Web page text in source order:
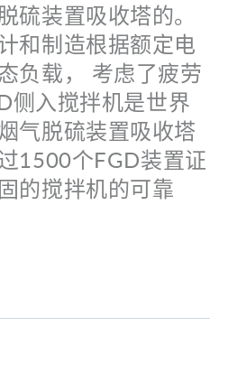
硫装置吸收塔的。
和制造根据额定电
负载， 考虑了疲劳
侧入搅拌机是世界
气脱硫装置吸收塔
1500个FGD装置证
的搅拌机的可靠